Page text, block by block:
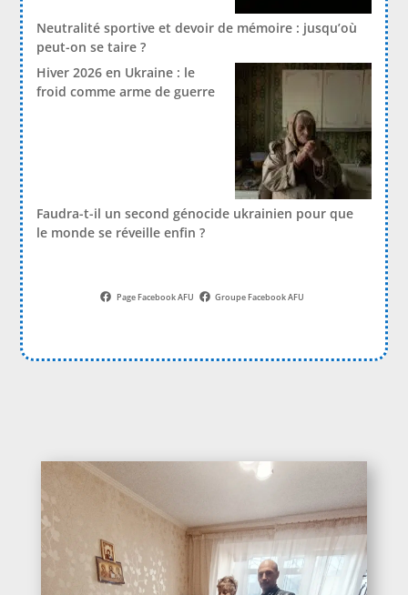
Neutralité sportive et devoir de mémoire : jusqu’où
peut-on se taire ?
Hiver 2026 en Ukraine : le
froid comme arme de guerre
Faudra-t-il un second génocide ukrainien pour que
le monde se réveille enfin ?
Page Facebook AFU Groupe Facebook AFU